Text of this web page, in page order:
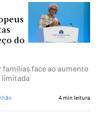
do
famílias face ao aumento
limitada
4 min leitura